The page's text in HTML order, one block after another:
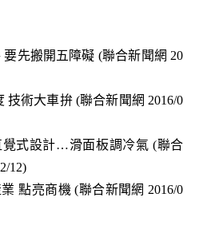
先搬開五障礙 (聯合新聞網 20
技術大車拚 (聯合新聞網 2016/0
覺式設計…滑面板調冷氣 (聯合
12)
點亮商機 (聯合新聞網 2016/0